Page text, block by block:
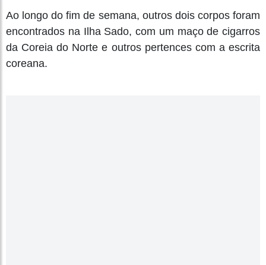
Ao longo do fim de semana, outros dois corpos foram
encontrados na Ilha Sado, com um maço de cigarros
da Coreia do Norte e outros pertences com a escrita
coreana.